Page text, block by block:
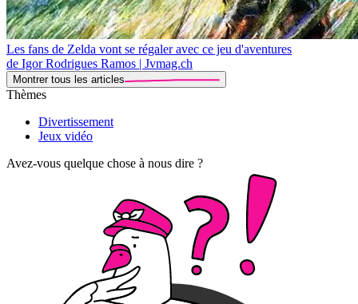
Les fans de Zelda vont se régaler avec ce jeu d'aventures
de Igor Rodrigues Ramos | Jvmag.ch
Montrer tous les articles
Thèmes
Divertissement
Jeux vidéo
Avez-vous quelque chose à nous dire ?